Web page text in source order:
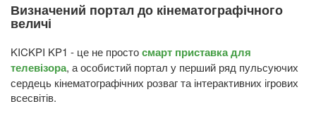
Визначений портал до кінематографічного
величі
KICKPI KP1 - це не простосмарт приставка для
телевізора, а особистий портал у перший ряд пульсуючих
сердець кінематографічних розваг та інтерактивних ігрових
всесвітів.